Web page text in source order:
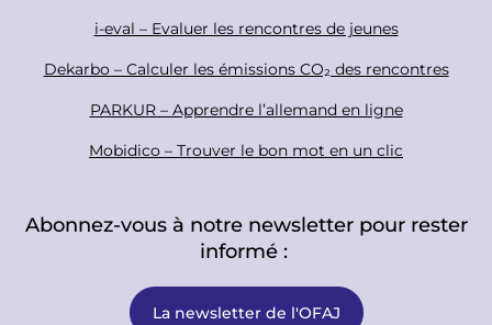
i-eval – Evaluer les rencontres de jeunes
Dekarbo – Calculer les émissions CO₂ des rencontres
PARKUR – Apprendre l’allemand en ligne
Mobidico – Trouver le bon mot en un clic
Abonnez-vous à notre newsletter pour rester
informé :
La newsletter de l'OFAJ